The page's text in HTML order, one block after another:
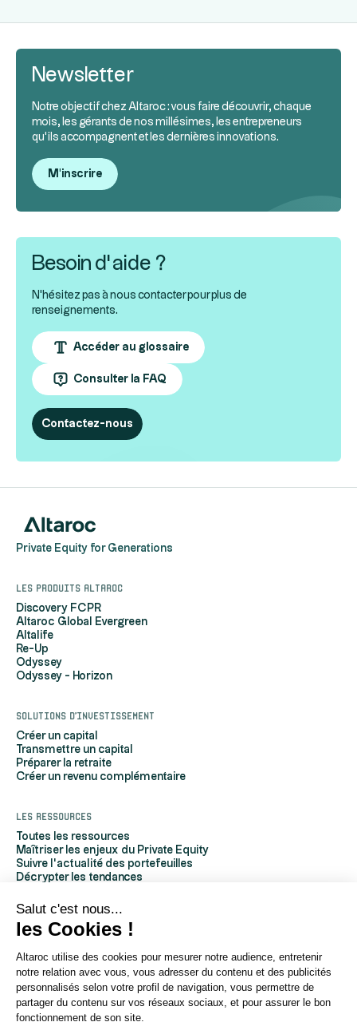
Salut c'est nous...
les Cookies !
Altaroc utilise des cookies pour mesurer notre audience, entretenir
notre relation avec vous, vous adresser du contenu et des publicités
personnalisés selon votre profil de navigation, vous permettre de
partager du contenu sur vos réseaux sociaux, et pour assurer le bon
fonctionnement de son site.
Newsletter
Notre objectif chez Altaroc : vous faire découvrir, chaque
mois, les gérants de nos millésimes, les entrepreneurs
qu’ils accompagnent et les dernières innovations.
M'inscrire
Besoin d’aide ?
N'hésitez pas à nous contacter pour plus de
renseignements.
Accéder au glossaire
Consulter la FAQ
Contactez-nous
Private Equity for Generations
Les produits Altaroc
Discovery FCPR
Altaroc Global Evergreen
Altalife
Re-Up
Odyssey
Odyssey - Horizon
Solutions d'investissement
Créer un capital
Transmettre un capital
Préparer la retraite
Créer un revenu complémentaire
Les ressources
Toutes les ressources
Maîtriser les enjeux du Private Equity
Suivre l'actualité des portefeuilles
Décrypter les tendances
Comprendre le Private Equity
Glossaire
À propos d'Altaroc
Qui sommes-nous
Nous contacter
Espace partenaires